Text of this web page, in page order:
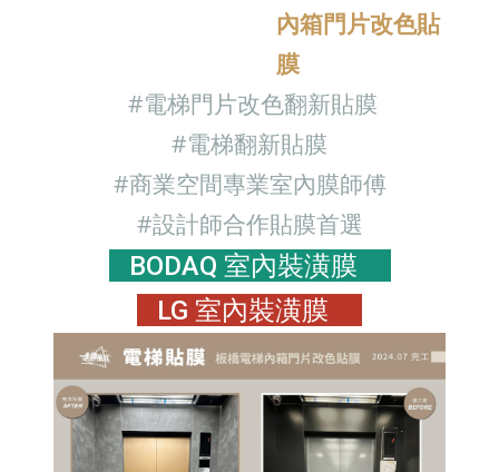
內箱門片改色貼
膜
#電梯門片改色翻新貼膜
#電梯翻新貼膜
#商業空間專業室內膜師傅
#設計師合作貼膜首選
BODAQ 室內裝潢膜
LG 室內裝潢膜